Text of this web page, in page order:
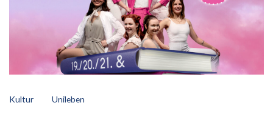
Kultur Unileben